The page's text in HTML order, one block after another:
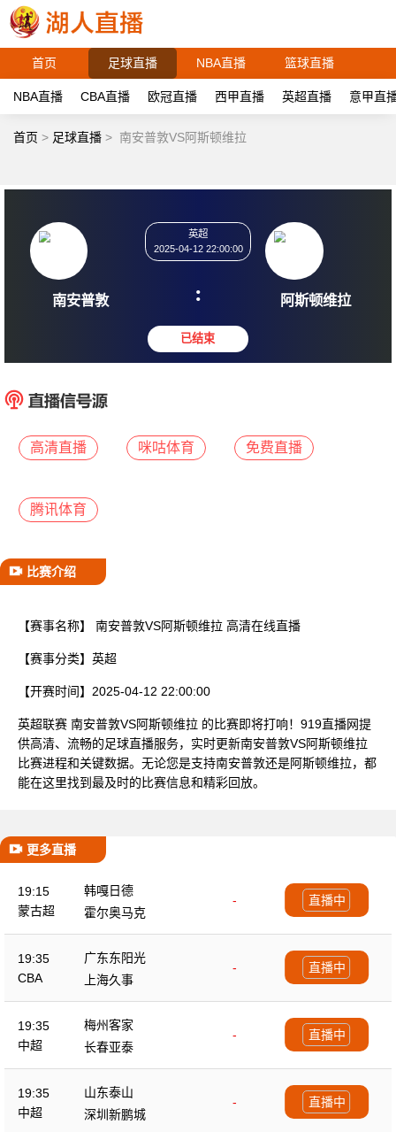
首页 足球直播 NBA直播 篮球直播
NBA直播 CBA直播 欧冠直播 西甲直播 英超直播 意甲直
首页 > 足球直播 > 南安普敦VS阿斯顿维拉
南安普敦
2025-04-12 22:00:00
: 阿斯
高清直播 咪咕体育 免费直播
腾讯体育
比赛介绍
【赛事名称】 南安普敦VS阿斯顿维拉 高清在线直播
【赛事分类】 英超
【开赛时间】 2025-04-12 22:00:00
英超联赛 南安普敦VS阿斯顿维拉 的比赛即将打响！919直播网提
供高清、流畅的足球直播服务，实时更新南安普敦VS阿斯顿维拉
比赛进程和关键数据。无论您是支持南安普敦还是阿斯顿维拉，都
能在这里找到最及时的比赛信息和精彩回放。
更多直播
19:15
蒙古超
韩嘎日德
-
霍尔奥马克
直播中
19:35
CBA
广东东阳光
-
上海久事
直播中
19:35
中超
梅州客家
-
长春亚泰
直播中
19:35
中超
山东泰山
-
深圳新鹏城
直播中